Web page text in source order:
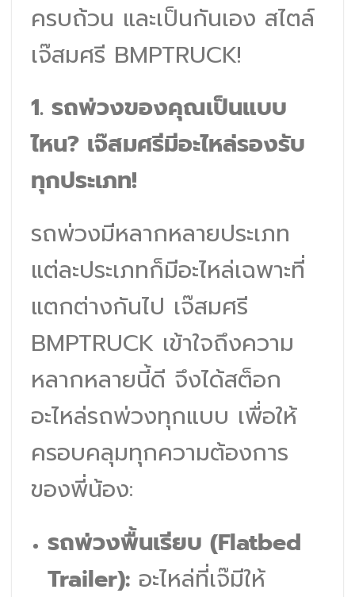
ครบถ้วน และเป็นกันเอง สไตล์
เจ๊สมศรี BMPTRUCK!
1. รถพ่วงของคุณเป็นแบบ
ไหน? เจ๊สมศรีมีอะไหล่รองรับ
ทุกประเภท!
รถพ่วงมีหลากหลายประเภท
แต่ละประเภทก็มีอะไหล่เฉพาะที่
แตกต่างกันไป เจ๊สมศรี
BMPTRUCK เข้าใจถึงความ
หลากหลายนี้ดี จึงได้สต็อก
อะไหล่รถพ่วงทุกแบบ เพื่อให้
ครอบคลุมทุกความต้องการ
ของพี่น้อง:
รถพ่วงพื้นเรียบ (Flatbed
Trailer):อะไหล่ที่เจ๊มีให้